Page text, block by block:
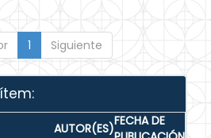
1 Siguiente
AUTOR(ES)FECHA DE